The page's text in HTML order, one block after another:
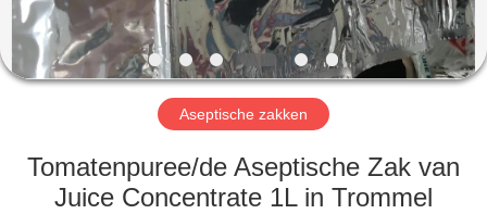
VR-
SHOW
ONGEVEER
ONS
Aseptische zakken
Tomatenpuree/de Aseptische Zak van
Juice Concentrate 1L in Trommel